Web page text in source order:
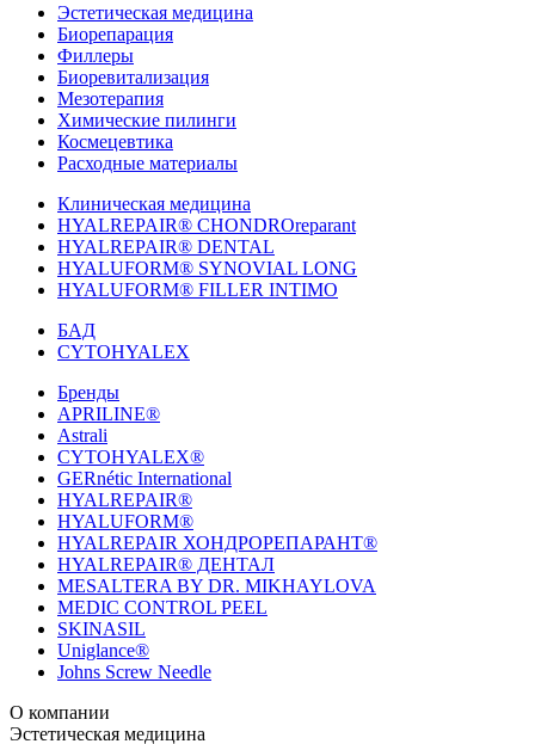
Эстетическая медицина
Биорепарация
Филлеры
Биоревитализация
Мезотерапия
Химические пилинги
Космецевтика
Расходные материалы
Клиническая медицина
HYALREPAIR® CHONDROreparant
HYALREPAIR® DENTAL
HYALUFORM® SYNOVIAL LONG
HYALUFORM® FILLER INTIMO
БАД
CYTOHYALEX
Бренды
APRILINE®
Astrali
CYTOHYALEX®
GERnétic International
HYALREPAIR®
HYALUFORM®
HYALREPAIR ХОНДРОРЕПАРАНТ®
HYALREPAIR® ДЕНТАЛ
MESALTERA BY DR. MIKHAYLOVA
MEDIC CONTROL PEEL
SKINASIL
Uniglance®
Johns Screw Needle
О компании
История компанииНаучный центр
Эстетическая медицина